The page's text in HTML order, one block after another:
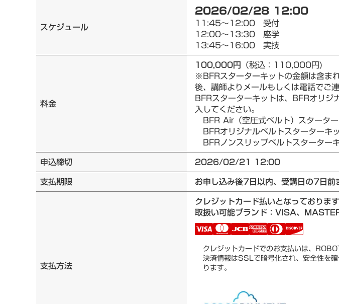
スケジュール
2026/02/28 12:00
11:45～12:00 受付
12:00～13:30 座学
13:45～16:00 実技
料金
100,000円 （税込：110,000円)
※BFRスターターキットの金額は含ま
後、講師よりメールもしくは電話でご
BFRスターターキットは、BFRオリ
入してください。
BFR Air（空圧式ベルト）スター
BFRオリジナルベルトスターター
BFRノンスリップベルトスタータ
申込締切
2026/02/21 12:00
支払期限
お申し込み後7日以内、受講日の7日前
支払方法
クレジットカード払いとなっております
取扱い可能ブランド：VISA、
クレジットカードでのお支払いは、
決済情報はSSLで暗号化され、安全性を
ります。